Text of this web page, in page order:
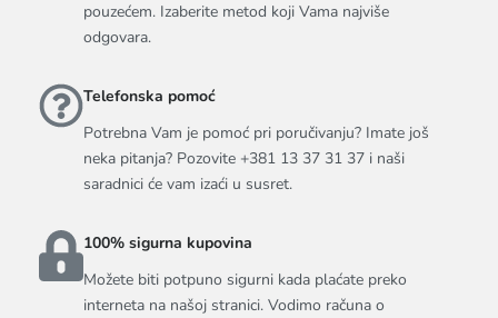
pouzećem. Izaberite metod koji Vama najviše
odgovara.
Telefonska pomoć
Potrebna Vam je pomoć pri poručivanju? Imate još
neka pitanja? Pozovite +381 13 37 31 37 i naši
saradnici će vam izaći u susret.
100% sigurna kupovina
Možete biti potpuno sigurni kada plaćate preko
interneta na našoj stranici. Vodimo računa o